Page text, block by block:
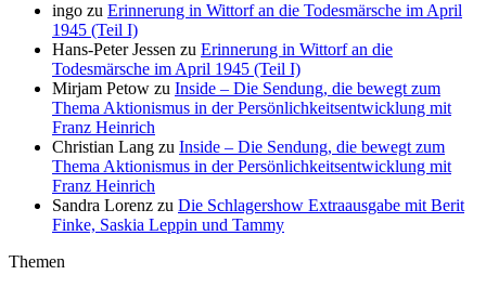
ingo zu Erinnerung in Wittorf an die Todesmärsche im April
1945 (Teil I)
Hans-Peter Jessen zu Erinnerung in Wittorf an die
Todesmärsche im April 1945 (Teil I)
Mirjam Petow zu Inside – Die Sendung, die bewegt zum
Thema Aktionismus in der Persönlichkeitsentwicklung mit
Franz Heinrich
Christian Lang zu Inside – Die Sendung, die bewegt zum
Thema Aktionismus in der Persönlichkeitsentwicklung mit
Franz Heinrich
Sandra Lorenz zu Die Schlagershow Extraausgabe mit Berit
Finke, Saskia Leppin und Tammy
Themen